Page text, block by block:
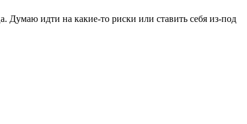
Думаю идти на какие-то риски или ставить себя из-под